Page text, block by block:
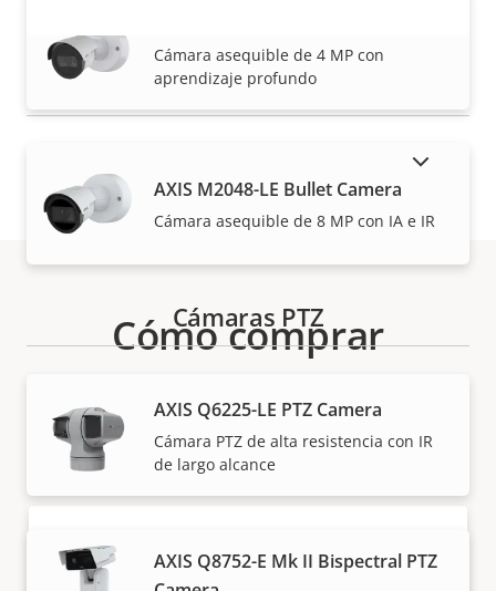
VISUALIZAR MÁS
Cámara asequible de 4 MP con
aprendizaje profundo
AXIS M2048-LE Bullet Camera
Cámara asequible de 8 MP con IA e IR
Cámaras PTZ
AXIS Q6225-LE PTZ Camera
Cámara PTZ de alta resistencia con IR
de largo alcance
AXIS Q8752-E Mk II Bispectral PTZ
Cómo comprar
experta las soluciones Axis y los productos
individuales.